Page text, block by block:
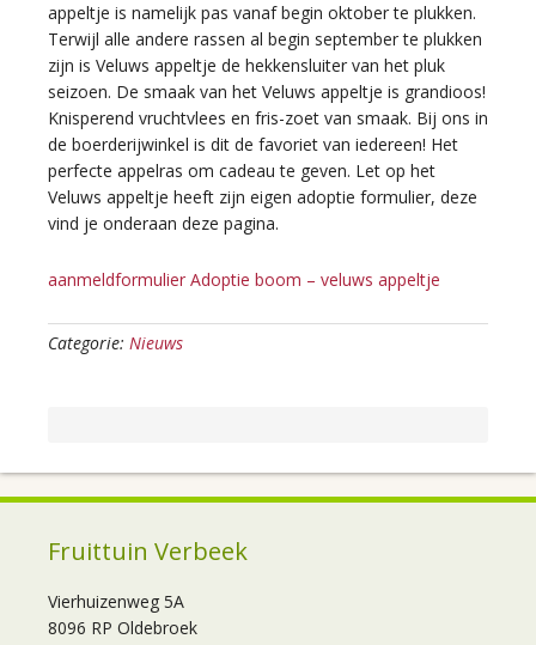
appeltje is namelijk pas vanaf begin oktober te plukken.
Terwijl alle andere rassen al begin september te plukken
zijn is Veluws appeltje de hekkensluiter van het pluk
seizoen. De smaak van het Veluws appeltje is grandioos!
Knisperend vruchtvlees en fris-zoet van smaak. Bij ons in
de boerderijwinkel is dit de favoriet van iedereen! Het
perfecte appelras om cadeau te geven. Let op het
Veluws appeltje heeft zijn eigen adoptie formulier, deze
vind je onderaan deze pagina.
aanmeldformulier Adoptie boom – veluws appeltje
Categorie: Nieuws
Fruittuin Verbeek
Vierhuizenweg 5A
8096 RP Oldebroek